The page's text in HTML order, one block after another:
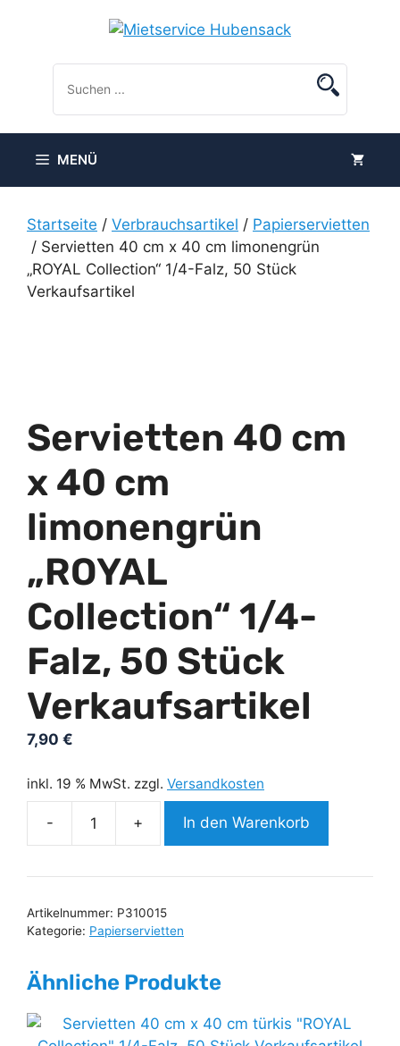
MENÜ
Startseite / Verbrauchsartikel / Papierservietten
/ Servietten 40 cm x 40 cm limonengrün
„ROYAL Collection“ 1/4-Falz, 50 Stück
Verkaufsartikel
Servietten 40 cm
x 40 cm
limonengrün
„ROYAL
Collection“ 1/4-
Falz, 50 Stück
Verkaufsartikel
7,90 €
inkl. 19 % MwSt. zzgl. Versandkosten
-
Servietten
cm
40
"ROYAL
1/4-
+ In den Warenkorb
Artikelnummer: P310015
Kategorie: Papierservietten
Ähnliche Produkte